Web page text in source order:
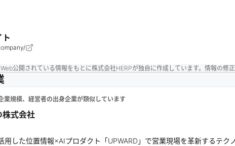
ト
公開されている情報をもとに株式会社HERPが独自に作成しています。情報の修
業規模、経営者の出身企業が類似しています
株式会社
用した位置情報×AIプロダクト「UPWARD」で営業現場を革新するテ